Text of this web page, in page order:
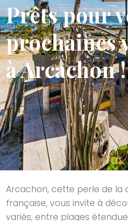
Prêts pour
prochaines
à Arcachon !
Arcachon, cette perle de la
française, vous invite à
variés, entre plages